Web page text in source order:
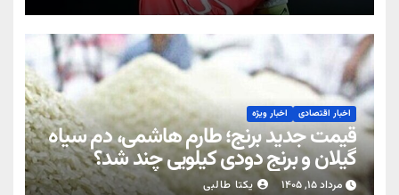
اخبار اقتصادی اخبار ویژه
قیمت جدید برنج؛ طارم هاشمی، دم سیاه
گیلان و برنج دودی کیلویی چند شد؟
مرداد ۱۵, ۱۴۰۵ یکتا طالبی